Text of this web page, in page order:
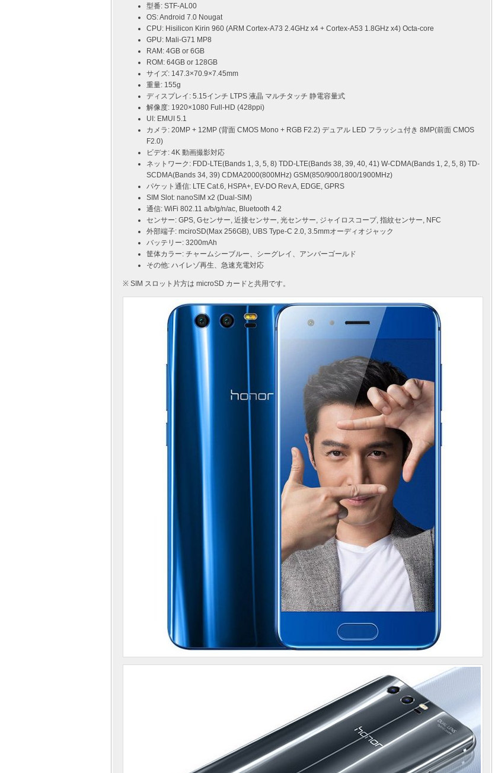
型番: STF-AL00
OS: Android 7.0 Nougat
CPU: Hisilicon Kirin 960 (ARM Cortex-A73 2.4GHz x4 + Cortex-A53 1.8GHz x4) Octa-core
GPU: Mali-G71 MP8
RAM: 4GB or 6GB
ROM: 64GB or 128GB
サイズ: 147.3×70.9×7.45mm
重量: 155g
ディスプレイ: 5.15インチ LTPS 液晶 マルチタッチ 静電容量式
解像度: 1920×1080 Full-HD (428ppi)
UI: EMUI 5.1
カメラ: 20MP + 12MP (背面 CMOS Mono + RGB F2.2) デュアル LED フラッシュ付き 8MP(前面 CMOS
F2.0)
ビデオ: 4K 動画撮影対応
ネットワーク: FDD-LTE(Bands 1, 3, 5, 8) TDD-LTE(Bands 38, 39, 40, 41) W-CDMA(Bands 1, 2, 5, 8) TD-
SCDMA(Bands 34, 39) CDMA2000(800MHz) GSM(850/900/1800/1900MHz)
パケット通信: LTE Cat.6, HSPA+, EV-DO Rev.A, EDGE, GPRS
SIM Slot: nanoSIM x2 (Dual-SIM)
通信: WiFi 802.11 a/b/g/n/ac, Bluetooth 4.2
センサー: GPS, Gセンサー, 近接センサー, 光センサー, ジャイロスコープ, 指紋センサー, NFC
外部端子: mciroSD(Max 256GB), UBS Type-C 2.0, 3.5mmオーディオジャック
バッテリー: 3200mAh
筐体カラー: チャームシーブルー、シーグレイ、アンバーゴールド
その他: ハイレゾ再生、急速充電対応
※ SIM スロット片方は microSD カードと共用です。